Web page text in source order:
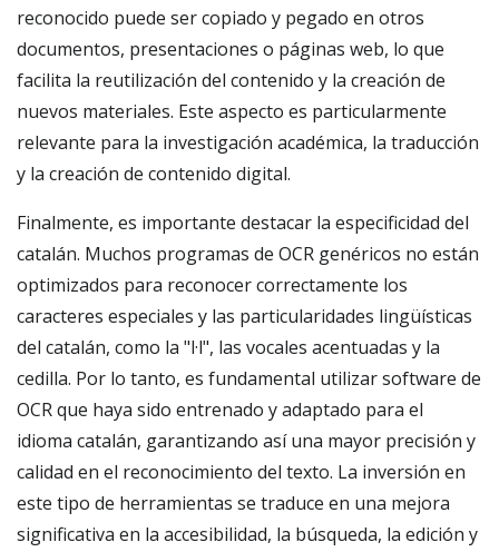
reconocido puede ser copiado y pegado en otros
documentos, presentaciones o páginas web, lo que
facilita la reutilización del contenido y la creación de
nuevos materiales. Este aspecto es particularmente
relevante para la investigación académica, la traducción
y la creación de contenido digital.
Finalmente, es importante destacar la especificidad del
catalán. Muchos programas de OCR genéricos no están
optimizados para reconocer correctamente los
caracteres especiales y las particularidades lingüísticas
del catalán, como la "l·l", las vocales acentuadas y la
cedilla. Por lo tanto, es fundamental utilizar software de
OCR que haya sido entrenado y adaptado para el
idioma catalán, garantizando así una mayor precisión y
calidad en el reconocimiento del texto. La inversión en
este tipo de herramientas se traduce en una mejora
significativa en la accesibilidad, la búsqueda, la edición y